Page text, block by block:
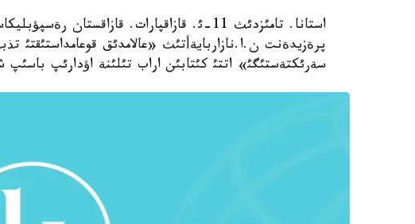
استانا. تامئزدئث 11-ئ. قازاقپارات.
پرةزيدةنت ن.ا.نازاربايةأتئث «عالامدئق قوعامداستئقتئ
سةرئكتةستئگئ» اتتئ كئتابئن اراب تئلئنة اؤدارئپ باسئپ